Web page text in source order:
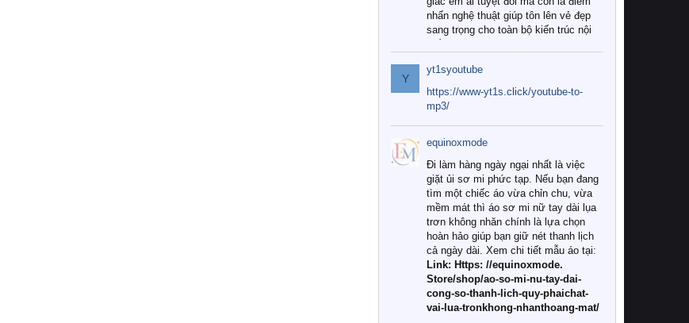
nhấn nghệ thuật giúp tôn lên vẻ đẹp
sang trọng cho toàn bộ kiến trúc nội
Tuy nhiên, giữa thị trường đa dạng
với vô vàn thương hiệu và mẫu mã
như hiện nay, làm thế nào để chọn
được những bộ chăn ga gối đệm cao
cấp thực sự chất lượng, phù hợp với
khí hậu và nhu cầu sử dụng của gia
đình? Hãy cùng chúng tôi đi tìm lời
giải đáp chi tiết qua bài viết dưới đây.
1. Tại sao các gia đình hiện đại lại ưa
chuộng chăn ga gối đệm cao cấp?
Khác với các dòng sản phẩm thông
thường, những bộ chăn ga gối đệm
cao cấp trải qua quy trình sản xuất
nghiêm ngặt từ khâu chọn lọc nguyên
liệu tự nhiên đến công nghệ dệt
nhuộm hiện đại không chứa hóa chất
Y
yt1syoutube
https://www-yt1s.click/youtube-to-
mp3/
equinoxmode
Đi làm hàng ngày ngại nhất là việc
giặt ủi sơ mi phức tạp. Nếu bạn đang
tìm một chiếc áo vừa chỉn chu, vừa
mềm mát thì áo sơ mi nữ tay dài lụa
trơn không nhăn chính là lựa chọn
hoàn hảo giúp bạn giữ nét thanh lịch
cả ngày dài. Xem chi tiết mẫu áo tại:
Link: Https: //equinoxmode.
Store/shop/ao-so-mi-nu-tay-dai-
cong-so-thanh-lich-quy-phaichat-
vai-lua-tronkhong-nhanthoang-mat/